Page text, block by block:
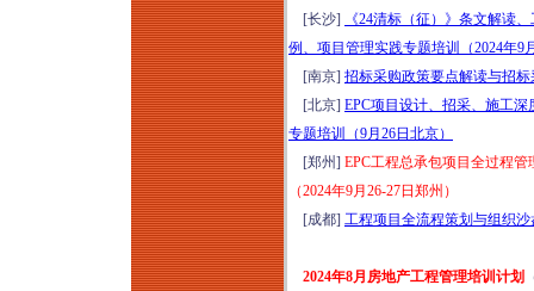
[长沙]
《24清标（征）》条文解读
例、项目管理实践专题培训（2024年9
[南京] 招标采购政策要点解读与招
[北京] EPC项目设计、招采、施工
专题培训（9月26日北京）
[郑州] EPC工程总承包项目全过程
（2024年9月26-27日郑州）
[成都] 工程项目全流程策划与组织
2024年8月房地产工程管理培训计划